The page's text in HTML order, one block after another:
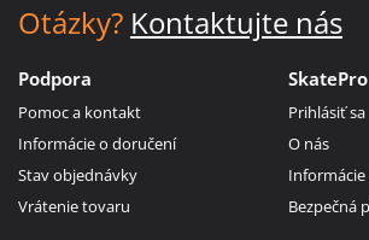
Otázky? Kontaktujte nás
Podpora
Pomoc a kontakt
Informácie o doručení
Stav objednávky
Vrátenie tovaru
SkatePro
Prihlásiť sa
O nás
Bezpečná